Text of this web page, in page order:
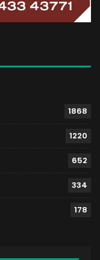
1868
1220
652
334
178